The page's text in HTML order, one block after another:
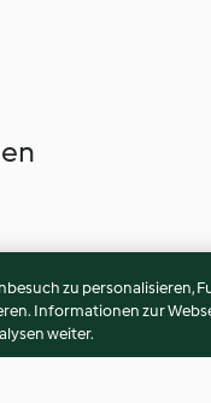
zu personalisieren,
Informationen zur
weiter.